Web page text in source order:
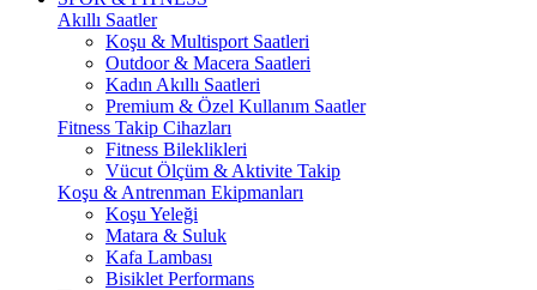
Akıllı Saatler
Koşu & Multisport Saatleri
Outdoor & Macera Saatleri
Kadın Akıllı Saatleri
Premium & Özel Kullanım Saatler
Fitness Takip Cihazları
Fitness Bileklikleri
Vücut Ölçüm & Aktivite Takip
Koşu & Antrenman Ekipmanları
Koşu Yeleği
Matara & Suluk
Kafa Lambası
Bisiklet Performans